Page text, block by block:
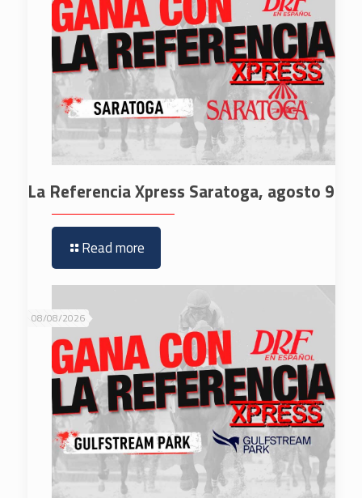
La Referencia Xpress Saratoga, agosto 9
Read more
08/08/2026